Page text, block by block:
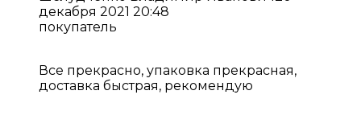
декабря 2021 20:48
покупатель
Все прекрасно, упаковка прекрасная,
доставка быстрая, рекомендую